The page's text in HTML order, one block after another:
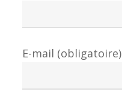
E-mail (obligatoire)